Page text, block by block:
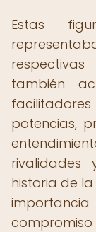
Estas
también
potencias,
historia de